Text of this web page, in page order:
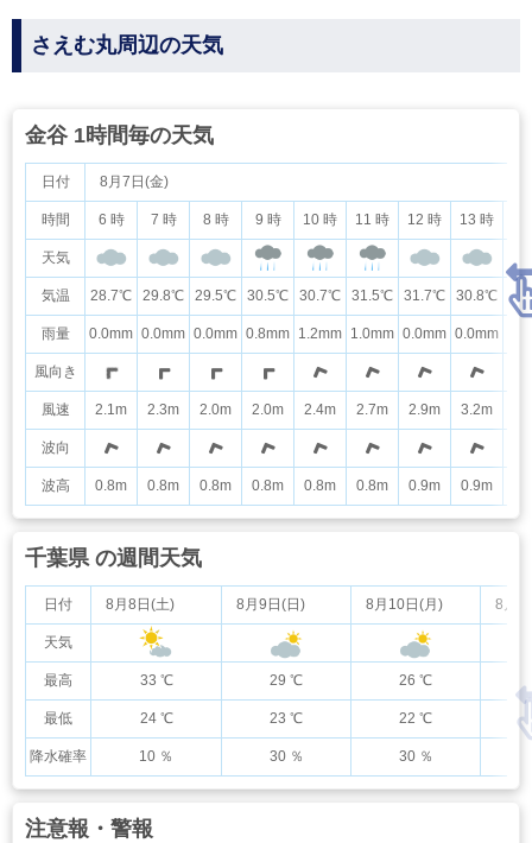
さえむ丸周辺の天気
金谷 1時間毎の天気
日付
時間
天気
気温
雨量
風向き
風速
波向
波高
8月7日(金)
6 時 7 時 8 時 9 時 10 時 11 時 12 時 13 時
28.7℃ 29.8℃ 29.5℃ 30.5℃ 30.7℃ 31.5℃ 31.7℃ 30.8℃
0.0mm 0.0mm 0.0mm 0.8mm 1.2mm 1.0mm 0.0mm 0.0mm
2.1m 2.3m 2.0m 2.0m 2.4m 2.7m 2.9m 3.2m
0.8m 0.8m 0.8m 0.8m 0.8m 0.8m 0.9m 0.9m
千葉県 の週間天気
日付
天気
最高
最低
降水確率
8月8日(土) 8月9日(日) 8月10日(月) 8月
33 ℃ 29 ℃ 26 ℃
24 ℃ 23 ℃ 22 ℃
10 ％ 30 ％ 30 ％
注意報・警報